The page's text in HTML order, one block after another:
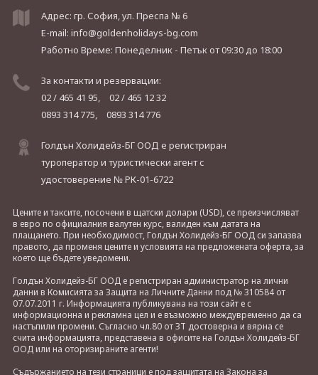
Адрес: гр. София, ул. Преспа № 6
E-mail: info@goldenholidays-bg.com
Работно Време: Понеделник - Петъкот 09:30 до 18:00
За контакти и резервации:
02 / 465 41 95,
02 / 465 12 32
0893 314 775,
0893 314 776
Голдън Холидейз-БГ ООД е регистриран
туроператор и туристически агент с
удостоверение № РК-01-6722
Цените и таксите, посочени в щатски долари (USD), се преизчисляват
в евро по официалния валутен курс, валиден към датата на
плащането. При необходимост, Голдън Холидейз-БГ ООД си запазва
правото, да променя цените и условията на предложената оферта, за
което ще бъдете уведомени.
Голдън Холидейз-БГ ООД е регистриран администратор на лични
данни в Комисията за Защита на Личните Данни под № 310584 от
07.07.2011 г. Информацията публикувана на този сайт е с
информационна и рекламна цел и е възможно междувременно да са
настъпили промени. Съгласно чл.80 от ЗТ достоверна и вярна се
счита информацията, представена в офисите на Голдън Холидейз-БГ
ООД или на оторизираните агенти!
Съдържанието на тези страници е под защитата на Закона за